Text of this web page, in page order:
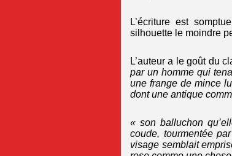
L’écriture est
silhouette le moindre
L’auteur a le goût du
par un homme qui
une frange de mince
dont une antique
« son balluchon
coude, tourmentée
visage semblait